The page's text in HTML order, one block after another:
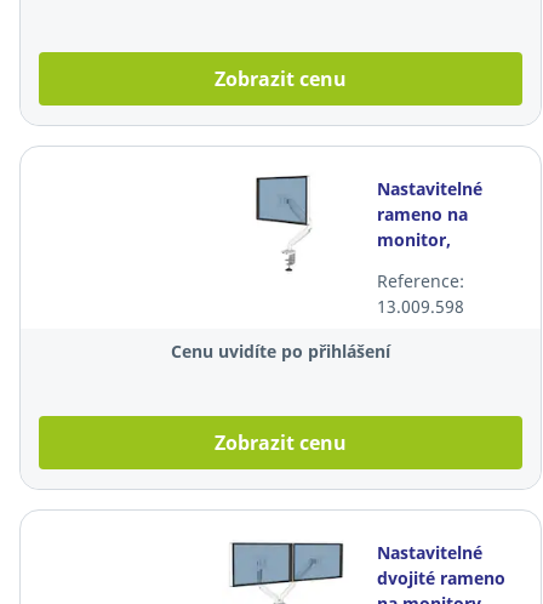
Zobrazit cenu
Nastavitelné
rameno na
monitor,
Platinum
Reference:
13.009.598
Cenu uvidíte po přihlášení
Zobrazit cenu
Nastavitelné
dvojité rameno